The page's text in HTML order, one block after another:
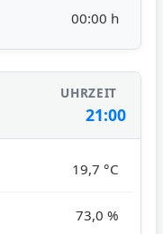
00:00 h
21:00
19,7 °C
73,0 %